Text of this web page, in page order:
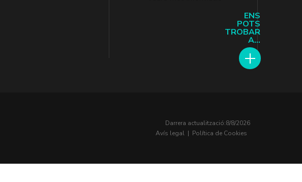
ENS
POTS
TROBAR
A...
Darrera actualització:8/8/2026
Avís legal | Política de Cookies